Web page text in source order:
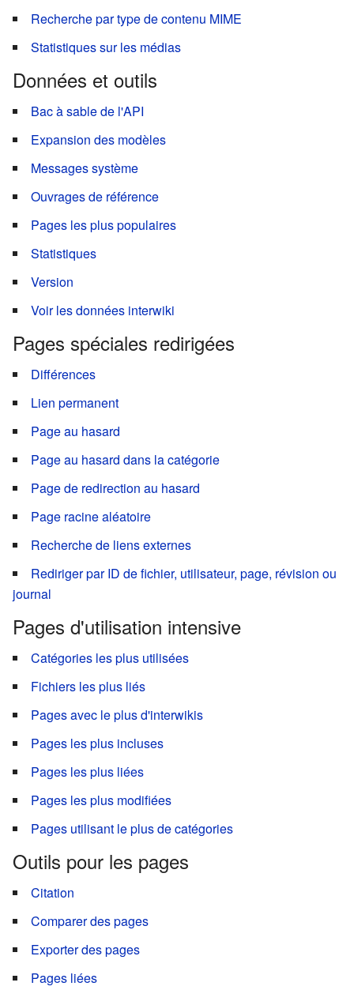
Recherche par type de contenu MIME
Statistiques sur les médias
Données et outils
Bac à sable de l'API
Expansion des modèles
Messages système
Ouvrages de référence
Pages les plus populaires
Statistiques
Version
Voir les données interwiki
Pages spéciales redirigées
Différences
Lien permanent
Page au hasard
Page au hasard dans la catégorie
Page de redirection au hasard
Page racine aléatoire
Recherche de liens externes
Rediriger par ID de fichier, utilisateur, page, révision ou
journal
Pages d'utilisation intensive
Catégories les plus utilisées
Fichiers les plus liés
Pages avec le plus d'interwikis
Pages les plus incluses
Pages les plus liées
Pages les plus modifiées
Pages utilisant le plus de catégories
Outils pour les pages
Citation
Comparer des pages
Exporter des pages
Pages liées